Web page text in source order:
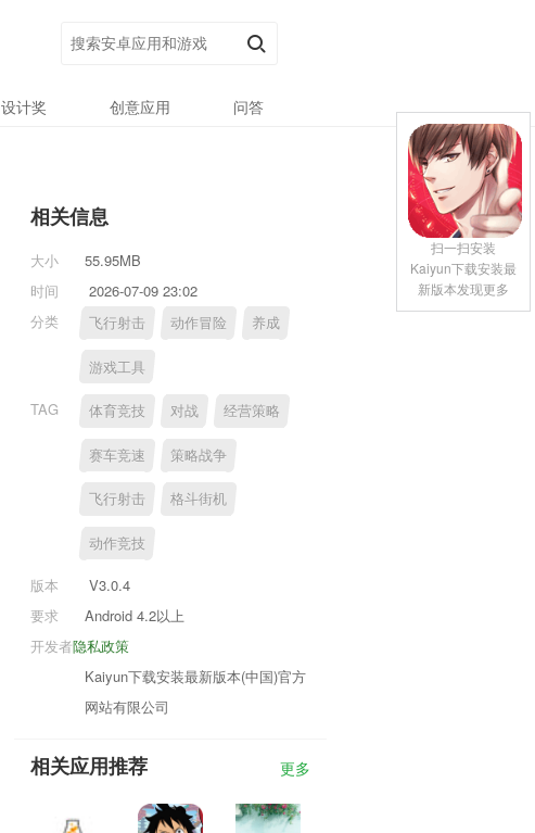
设计奖 创意应用 问答
相关信息
大小
55.95MB
时间
2026-07-09 23:02
分类
飞行射击 动作冒险 养成
游戏工具
TAG 体育竞技 对战 经营策略
赛车竞速 策略战争
飞行射击 格斗街机
动作竞技
版本
V3.0.4
要求
Android 4.2以上
隐私政策
开发者
Kaiyun下载安装最新版本(中国)官方
网站有限公司
相关应用推荐 更多
扫一扫安装
Kaiyun下载安装最
新版本发现更多